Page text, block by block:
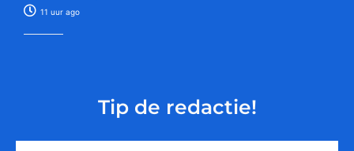
11 uur ago
Tip de redactie!